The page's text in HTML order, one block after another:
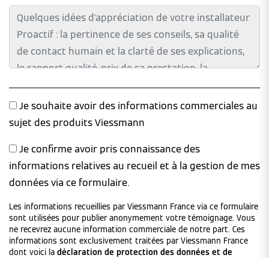
Je souhaite avoir des informations commerciales au
sujet des produits Viessmann
Je confirme avoir pris connaissance des
informations relatives au recueil et à la gestion de mes
données via ce formulaire.
Les informations recueillies par Viessmann France via ce formulaire
sont utilisées pour publier anonymement votre témoignage. Vous
ne recevrez aucune information commerciale de notre part. Ces
informations sont exclusivement traitées par Viessmann France
dont voici la déclaration de protection des données et de